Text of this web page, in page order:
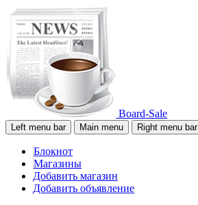
Board-Sale
Left menu bar Main menu Right menu bar
Блокнот
Магазины
Добавить магазин
Добавить объявление